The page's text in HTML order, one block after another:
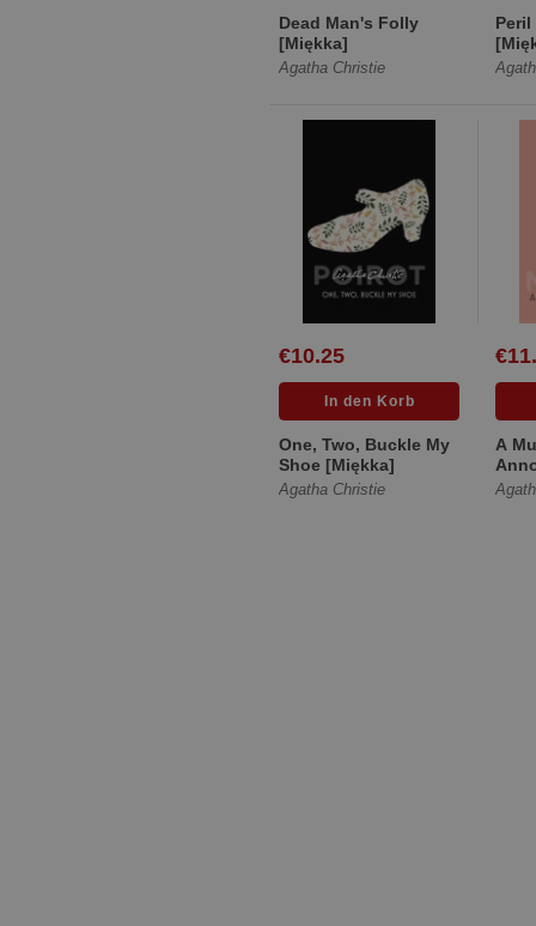
Dead Man's Folly
[Miękka]
Agatha Christie
Peril
€10.25
One, Two, Buckle My
Shoe [Miękka]
Agatha Christie
A